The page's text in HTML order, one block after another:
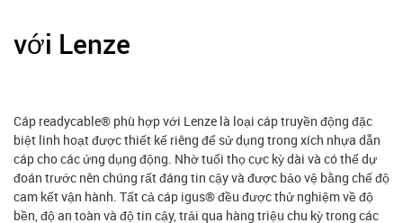
với Lenze
Cáp readycable® phù hợp với Lenze là loại cáp truyền động đặc
biệt linh hoạt được thiết kế riêng để sử dụng trong xích nhựa dẫn
cáp cho các ứng dụng động. Nhờ tuổi thọ cực kỳ dài và có thể dự
đoán trước nên chúng rất đáng tin cậy và được bảo vệ bằng chế độ
cam kết vận hành. Tất cả cáp igus® đều được thử nghiệm về độ
bền, độ an toàn và độ tin cậy, trải qua hàng triệu chu kỳ trong các